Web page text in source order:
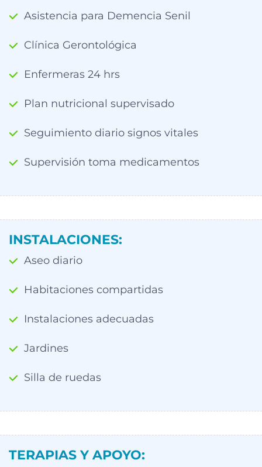
Asistencia para Demencia Senil
Clínica Gerontológica
Enfermeras 24 hrs
Plan nutricional supervisado
Seguimiento diario signos vitales
Supervisión toma medicamentos
INSTALACIONES:
Aseo diario
Habitaciones compartidas
Instalaciones adecuadas
Jardines
Silla de ruedas
TERAPIAS Y APOYO: